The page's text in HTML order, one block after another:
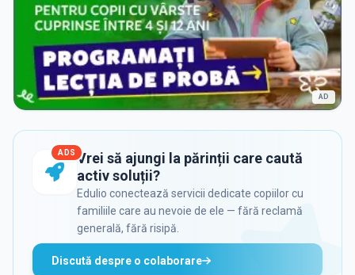
AD
ADS Vrei să ajungi la părinții care caută
activ soluții?
Edulio conectează servicii dedicate copiilor cu
familiile care au nevoie de ele — fără reclamă
generală, fără risipă.
Discută despre o colaborare